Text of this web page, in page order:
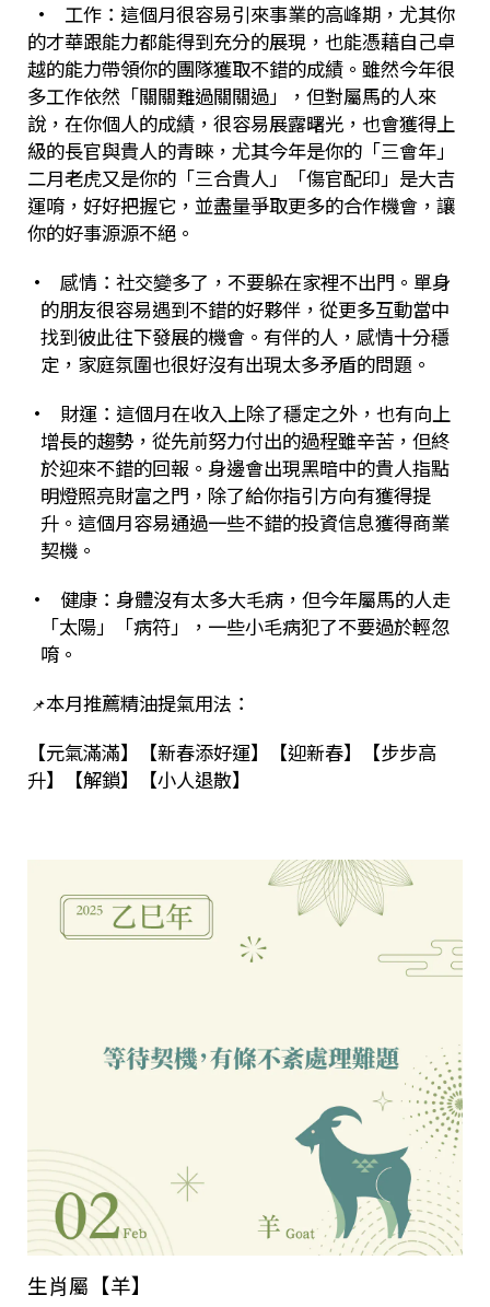
• 工作：這個月很容易引來事業的高峰期，尤其你
的才華跟能力都能得到充分的展現，也能憑藉自己卓
越的能力帶領你的團隊獲取不錯的成績。雖然今年很
多工作依然「關關難過關關過」，但對屬馬的人來
說，在你個人的成績，很容易展露曙光，也會獲得上
級的長官與貴人的青睞，尤其今年是你的「三會年」
二月老虎又是你的「三合貴人」「傷官配印」是大吉
運唷，好好把握它，並盡量爭取更多的合作機會，讓
你的好事源源不絕。
• 感情：社交變多了，不要躲在家裡不出門。單身
的朋友很容易遇到不錯的好夥伴，從更多互動當中
找到彼此往下發展的機會。有伴的人，感情十分穩
定，家庭氛圍也很好沒有出現太多矛盾的問題。
• 財運：這個月在收入上除了穩定之外，也有向上
增長的趨勢，從先前努力付出的過程雖辛苦，但終
於迎來不錯的回報。身邊會出現黑暗中的貴人指點
明燈照亮財富之門，除了給你指引方向有獲得提
升。這個月容易通過一些不錯的投資信息獲得商業
契機。
• 健康：身體沒有太多大毛病，但今年屬馬的人走
「太陽」「病符」，一些小毛病犯了不要過於輕忽
唷。
📌本月推薦精油提氣用法：
【元氣滿滿】【新春添好運】【迎新春】【步步高
升】【解鎖】【小人退散】
生肖屬【羊】